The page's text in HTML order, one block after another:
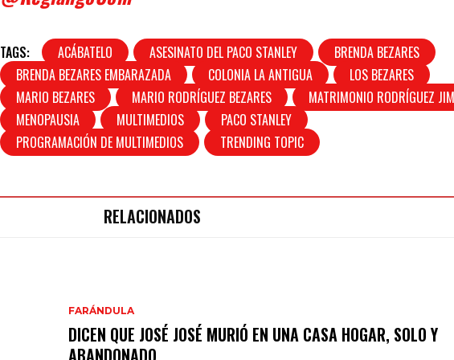
TAGS: ACÁBATELO ASESINATO DEL PACO STANLEY
BRENDA BEZARES
BRENDA BEZARES EMBARAZADA
COLONIA LA ANTIGUA
LOS BEZARES
MARIO BEZARES
MARIO RODRÍGUEZ BEZARES
MATRIMONIO RODRÍGUEZ
MENOPAUSIA
MULTIMEDIOS
PACO STANLEY
PROGRAMACIÓN DE MULTIMEDIOS
TRENDING TOPIC
RELACIONADOS
FARÁNDULA
DICEN QUE JOSÉ JOSÉ MURIÓ EN UNA CASA HOGAR, SOLO Y
ABANDONADO